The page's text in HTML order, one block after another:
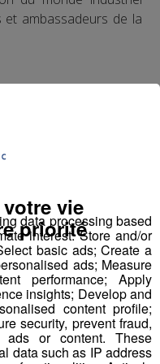
ambassadeurs de la
d’un robot par des
mois à leur
scolaires doivent
de pièces détachées
la compétition
cadre de TOP FAB, le
fait appel à4
participant au
data processing based
interest: Store and/or
basic ads; Create a
ads; Measure
performance; Apply
insights; Develop and
content profile;
security, prevent fraud,
ads or content. These
data such as IP address
vie
priorité